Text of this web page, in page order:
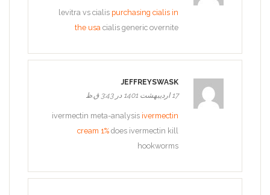
levitra vs cialis purchasing cialis in
the usa cialis generic overnite
JEFFREYSWASK
17 اردیبهشت 1401 در 3:43 ق.ظ
ivermectin meta-analysis ivermectin
cream 1% does ivermectin kill
hookworms